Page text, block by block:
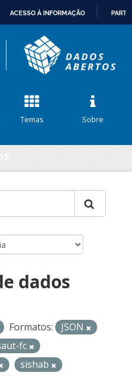
CONTEÚDO
ACESSO À INFORMAÇÃO
Temas Sobre
dados
Formatos:
JSON
fc
sishab